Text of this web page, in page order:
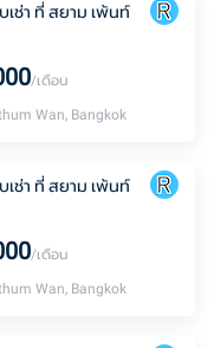
ช่า ที่ สยาม เพ้นท์
/เดือน
Wan, Bangkok
ช่า ที่ สยาม เพ้นท์
/เดือน
Wan, Bangkok